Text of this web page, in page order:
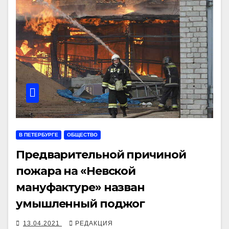
В ПЕТЕРБУРГЕ ОБЩЕСТВО
Предварительной причиной
пожара на «Невской
мануфактуре» назван
умышленный поджог
13.04.2021 РЕДАКЦИЯ